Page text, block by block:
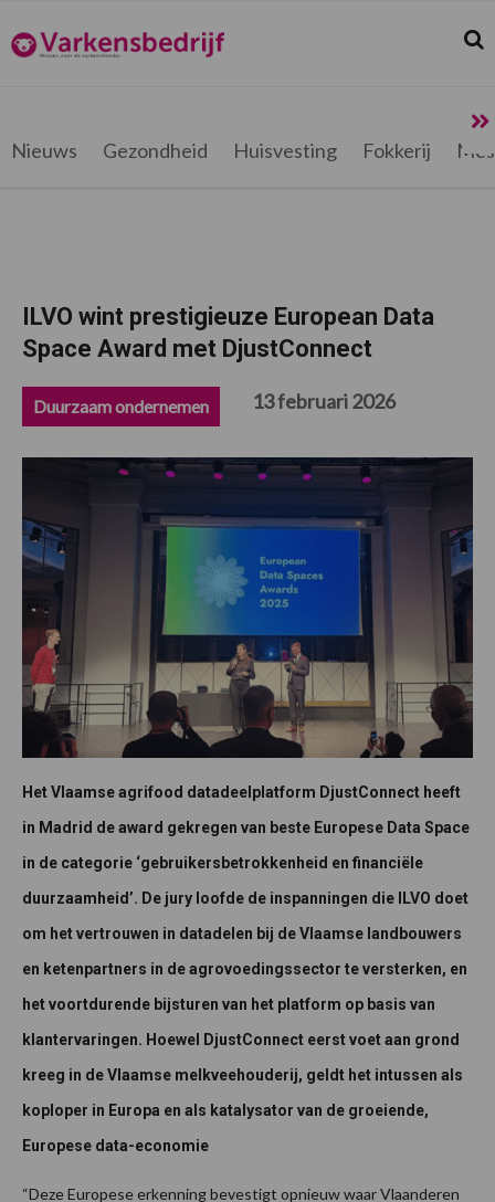
de
hoofdnavigatie
de
hoofd
de
eerste
de
voettekst
Varkensbedrijf.be
Nieuws Gezondheid Huisvesting Fokkerij
ILVO wint prestigieuze European Data
Space Award met DjustConnect
Duurzaam ondernemen 13 februari 2026
Het Vlaamse agrifood datadeelplatform DjustConnect heeft
in Madrid de award gekregen van beste Europese Data Space
in de categorie ‘gebruikersbetrokkenheid en financiële
duurzaamheid’. De jury loofde de inspanningen die ILVO doet
om het vertrouwen in datadelen bij de Vlaamse landbouwers
en ketenpartners in de agrovoedingssector te versterken, en
het voortdurende bijsturen van het platform op basis van
klantervaringen. Hoewel DjustConnect eerst voet aan grond
kreeg in de Vlaamse melkveehouderij, geldt het intussen als
koploper in Europa en als katalysator van de groeiende,
Europese data-economie
“Deze Europese erkenning bevestigt opnieuw waar Vlaanderen